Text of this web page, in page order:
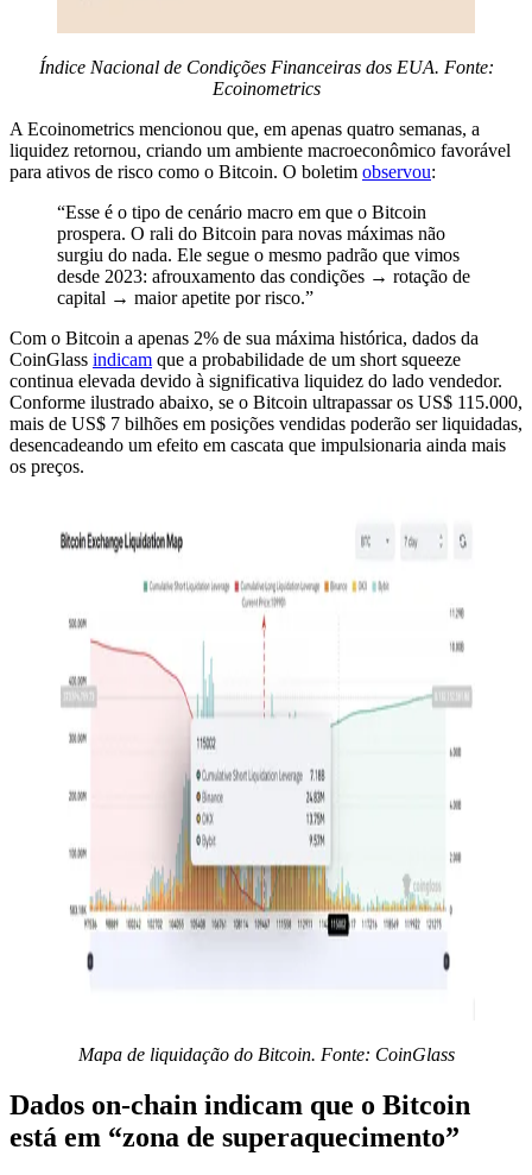
Índice Nacional de Condições Financeiras dos EUA. Fonte:
Ecoinometrics
A Ecoinometrics mencionou que, em apenas quatro semanas, a
liquidez retornou, criando um ambiente macroeconômico favorável
para ativos de risco como o Bitcoin. O boletim observou:
“Esse é o tipo de cenário macro em que o Bitcoin
prospera. O rali do Bitcoin para novas máximas não
surgiu do nada. Ele segue o mesmo padrão que vimos
desde 2023: afrouxamento das condições → rotação de
capital → maior apetite por risco.”
Com o Bitcoin a apenas 2% de sua máxima histórica, dados da
CoinGlass indicam que a probabilidade de um short squeeze
continua elevada devido à significativa liquidez do lado vendedor.
Conforme ilustrado abaixo, se o Bitcoin ultrapassar os US$ 115.000,
mais de US$ 7 bilhões em posições vendidas poderão ser liquidadas,
desencadeando um efeito em cascata que impulsionaria ainda mais
os preços.
Mapa de liquidação do Bitcoin. Fonte: CoinGlass
Dados on-chain indicam que o Bitcoin
está em “zona de superaquecimento”